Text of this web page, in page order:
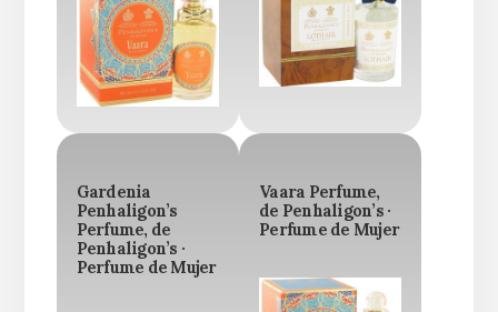
Gardenia
Penhaligon’s
Perfume, de
Penhaligon’s ·
Perfume de Mujer
Vaara Perfume,
de Penhaligon’s ·
Perfume de Mujer